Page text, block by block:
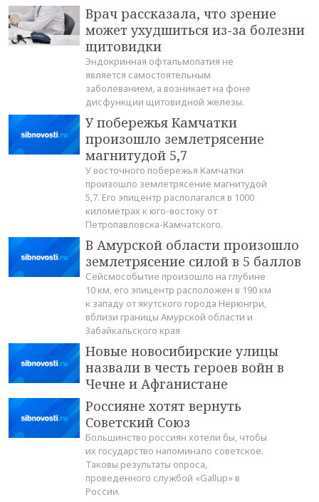
Врач рассказала, что зрение
может ухудшиться из-за болезни
щитовидки
Эндокринная офтальмопатия не
является самостоятельным
заболеванием, а возникает на фоне
дисфункции щитовидной железы.
У побережья Камчатки
произошло землетрясение
магнитудой 5,7
У восточного побережья Камчатки
произошло землетрясение магнитудой
5,7. Его эпицентр располагался в 1000
километрах к юго-востоку от
Петропавловска-Камчатского.
В Амурской области произошло
землетрясение силой в 5 баллов
Сейсмособытие произошло на глубине
10 км, его эпицентр расположен в 190 км
к западу от якутского города Нерюнгри,
вблизи границы Амурской области и
Забайкальского края
Новые новосибирские улицы
назвали в честь героев войн в
Чечне и Афганистане
Россияне хотят вернуть
Советский Союз
Большинство россиян хотели бы, чтобы
их государство напоминало советское.
Таковы результаты опроса,
проведенного службой «Gallup» в
России.